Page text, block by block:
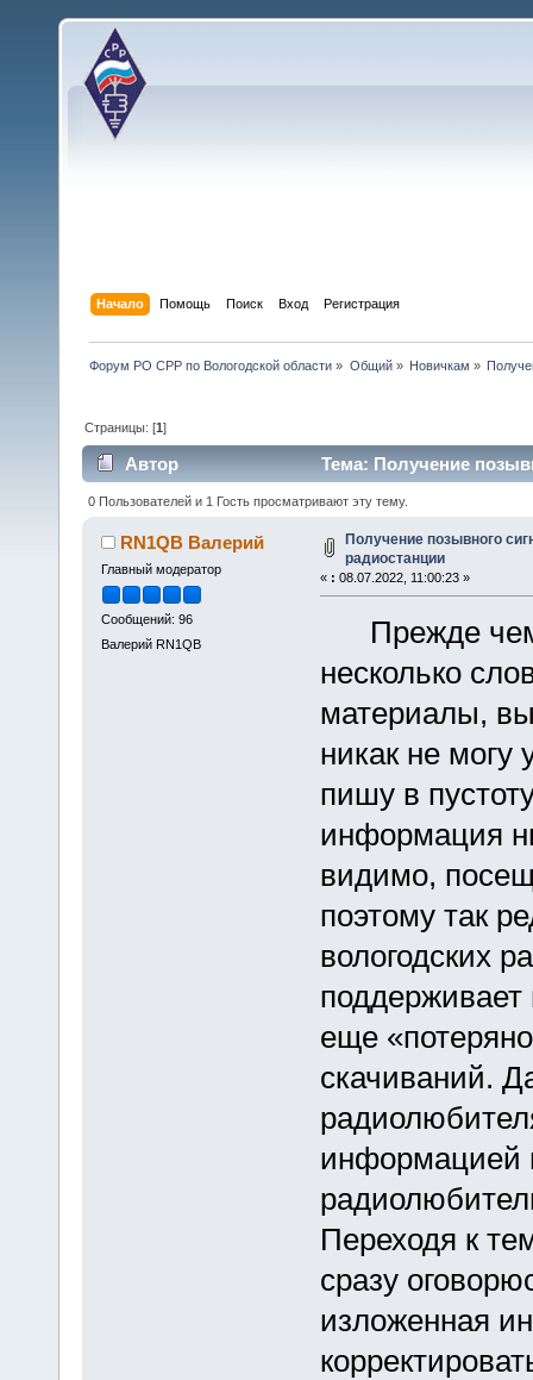
Начало Помощь Поиск Вход Регистрация
Форум РО СРР по Вологодской области » Общий» Новичкам »
Страницы: [1]
Автор
Тема: Получение
79983 раз)
0 Пользователей и 1 Гость просматривают эту тему.
RN1QB Валерий
Главный модератор
Сообщений: 96
Валерий RN1QB
Получение позывного
радиостанции
« : 08.07.2022, 11:00:23 »
Прежде чем
несколько
материалы,
никак не могу
пишу в
информация
видимо,
поэтому так
вологодских
поддерживает
еще
скачиваний.
информацией
Переходя к
сразу
изложенная